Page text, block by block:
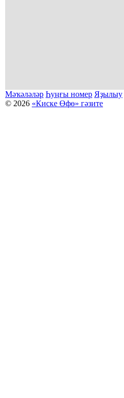
Мәҡәләләр Һуңғы номер Яҙылыу
© 2026 «Киске Өфө» гәзите